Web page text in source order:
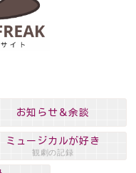
お知らせ＆余談
ミュージカルが好き
観劇の記録